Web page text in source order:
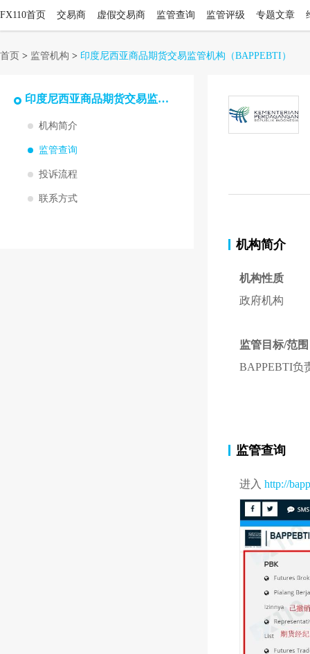
FX110首页 交易商 虚假交易商 监管查询 监管评级 专题文章
首页 > 监管机构 > 印度尼西亚商品期货交易监管机构 （BAPPEBTI）
印度尼西亚商品期货交易监管机构
机构简介
监管查询
投诉流程
联系方式
机构简介
机构性质
政府机构
监管目标/范围
BAPPEBTI负
监管查询
进入 http://